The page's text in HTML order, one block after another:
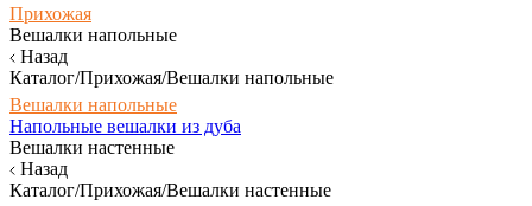
Прихожая
Вешалки напольные
Назад
Каталог/Прихожая/Вешалки напольные
Вешалки напольные
Напольные вешалки из дуба
Вешалки настенные
Назад
Каталог/Прихожая/Вешалки настенные